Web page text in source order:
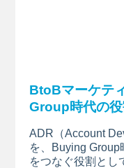
BtoBマーケテ
Group時代の
ADR（Account
を、Buying Group
をつなぐ役割とし